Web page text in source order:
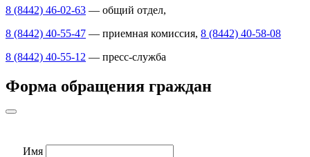
8 (8442) 46-02-63 — общий отдел,
8 (8442) 40-55-47 — приемная комиссия, 8 (8442) 40-58-08
8 (8442) 40-55-12 — пресс-служба
Форма обращения граждан
Имя